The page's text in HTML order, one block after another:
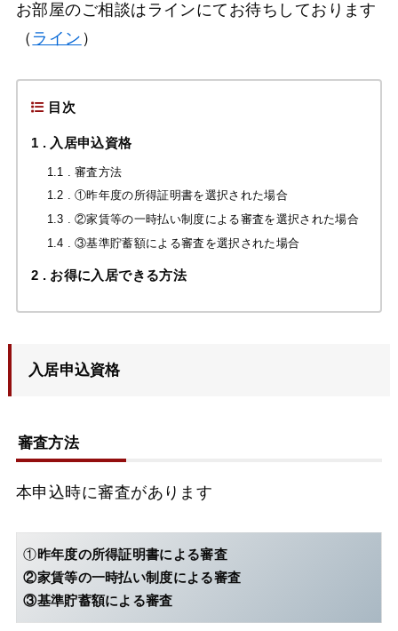
お部屋のご相談はラインにてお待ちしております
（ ライン ）
目次
1 入居申込資格
1.1
審査方法
1.2
①昨年度の所得証明書を選択された場合
1.3
②家賃等の一時払い制度による審査を選択された場合
1.4
③基準貯蓄額による審査を選択された場合
2 お得に入居できる方法
入居申込資格
審査方法
本申込時に審査があります
①昨年度の所得証明書による審査
②家賃等の一時払い制度による審査
③基準貯蓄額による審査